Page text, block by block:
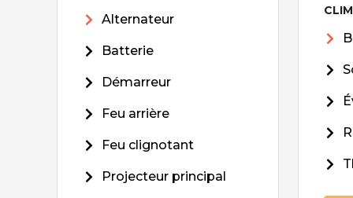
Alternateur
Batterie
Démarreur
Feu arrière
Feu clignotant
Projecteur principal